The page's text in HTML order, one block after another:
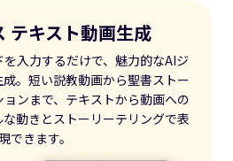
テキスト動画生成
入力するだけで、魅力的なAIジ
。短い説教動画から聖書ストー
ンまで、テキストから動画への
動きとストーリーテリングで表
現できます。